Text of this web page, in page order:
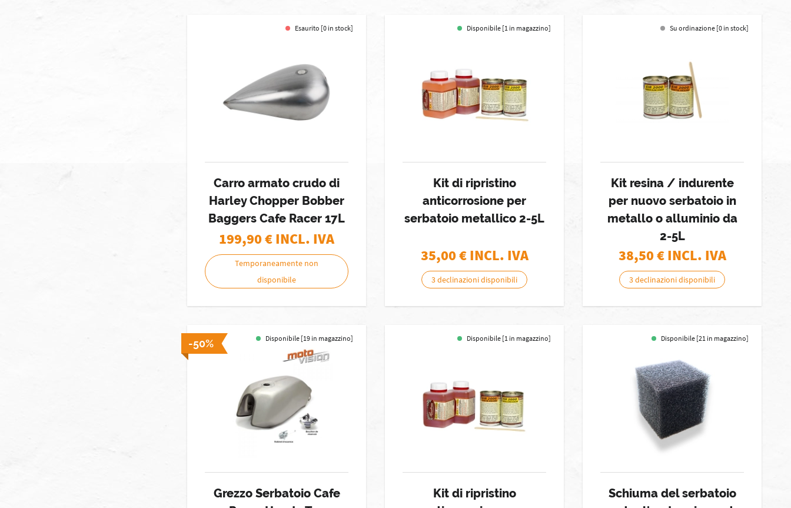
Esaurito [0 in stock]
Carro armato crudo di
Harley Chopper Bobber
Baggers Cafe Racer 17L
199,90€ INCL. IVA
Temporaneamente non
disponibile
Disponibile [1 in magazzino]
Kit di ripristino
anticorrosione per
serbatoio metallico 2-5L
35,00€ INCL. IVA
3 declinazioni disponibili
Su ordinazione [0 in stock]
Kit resina / indurente
per nuovo serbatoio in
metallo o alluminio da
2-5L
38,50€ INCL. IVA
3 declinazioni disponibili
-50% Disponibile [19 in magazzino]
Grezzo Serbatoio Cafe
Disponibile [1 in magazzino]
Kit di ripristino
Disponibile [21 in magazzino]
Schiuma del serbatoio